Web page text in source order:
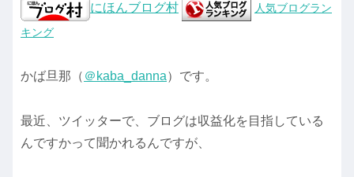
にほんブログ村
人気ブログラン
キング
かば旦那（ ＠kaba_danna）です。
最近、ツイッターで、ブログは収益化を目指している
んですかって聞かれるんですが、